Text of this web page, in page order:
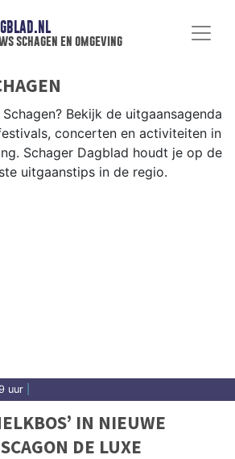
schagen en omgeving
Bekijk de uitgaansagenda
concerten en activiteiten in
Schager Dagblad houdt je op de
uitgaanstips in de regio.
uur
IN NIEUWE
DE LUXE